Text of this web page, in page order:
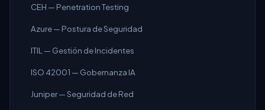
CEH — Penetration Testing
Azure — Postura de Seguridad
ITIL — Gestión de Incidentes
ISO 42001 — Gobernanza IA
Juniper — Seguridad de Red